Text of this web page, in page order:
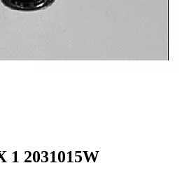
1 2031015W